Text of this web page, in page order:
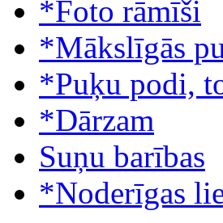
*Foto rāmīši
*Mākslīgās
*Puķu podi,
*Dārzam
Suņu barības
*Noderīgas